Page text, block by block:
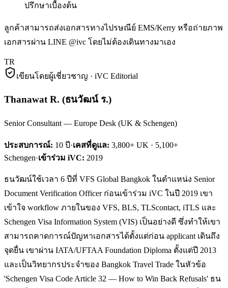
ปรึกษาเบื้องต้น
ลูกค้าสามารถส่งเอกสารทางไปรษณีย์ EMS/Kerry หรือถ่ายภาพ
เอกสารผ่าน LINE @ivc โดยไม่ต้องเดินทางมาเอง
TR
เขียนโดยผู้เชี่ยวชาญ · iVC Editorial
Thanawat R. (ธนวัฒน์ ร.)
Senior Consultant — Europe Desk (UK & Schengen)
ประสบการณ์: 10 ปี·เคสที่ดูแล: 3,800+ UK · 5,100+
Schengen·เข้าร่วม iVC: 2019
ธนวัฒน์ใช้เวลา 6 ปีที่ VFS Global Bangkok ในตำแหน่ง Senior
Document Verification Officer ก่อนเข้าร่วม iVC ในปี 2019 เขา
เข้าใจ workflow ภายในของ VFS, BLS, TLScontact, iTLS และ
Schengen Visa Information System (VIS) เป็นอย่างดี ซึ่งทำให้เขา
สามารถคาดการณ์ปัญหาเอกสารได้ตั้งแต่ก่อน applicant เดินถึง
จุดยื่น เขาผ่าน IATA/UFTAA Foundation Diploma ตั้งแต่ปี 2013
และเป็นวิทยากรประจำของ Bangkok Travel Trade ในหัวข้อ
'Schengen Visa Code Article 32 — How to Win Back Refusals' ธน